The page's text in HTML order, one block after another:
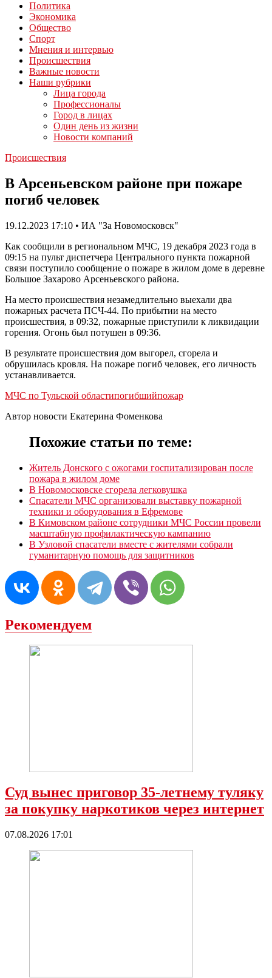
Политика
Экономика
Общество
Спорт
Мнения и интервью
Происшествия
Важные новости
Наши рубрики
Лица города
Профессионалы
Город в лицах
Один день из жизни
Новости компаний
Происшествия
В Арсеньевском районе при пожаре
погиб человек
19.12.2023 17:10 • ИА "За Новомосковск"
Как сообщили в региональном МЧС, 19 декабря 2023 года в
09:15 на пульт диспетчера Центрального пункта пожарной
связи поступило сообщение о пожаре в жилом доме в деревне
Большое Захарово Арсеньевского района.
На место происшествия незамедлительно выехали два
пожарных расчета ПСЧ-44. По прибытии на место
происшествия, в 09:32, пожарные приступили к ликвидации
горения. Огонь был потушен в 09:36.
В результате происшествия дом выгорел, сгорела и
обрушилась кровля. На пожаре погиб человек, его личность
устанавливается.
МЧС по Тульской областипогибшийпожар
Автор новости Екатерина Фоменкова
Похожие статьи по теме:
Житель Донского с ожогами госпитализирован после
пожара в жилом доме
В Новомосковске сгорела легковушка
Спасатели МЧС организовали выставку пожарной
техники и оборудования в Ефремове
В Кимовском районе сотрудники МЧС России провели
масштабную профилактическую кампанию
В Узловой спасатели вместе с жителями собрали
гуманитарную помощь для защитников
Рекомендуем
Суд вынес приговор 35-летнему туляку
за покупку наркотиков через интернет
07.08.2026 17:01